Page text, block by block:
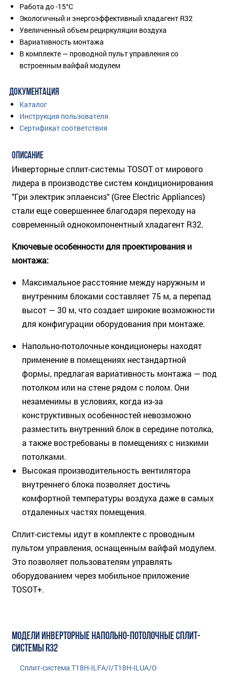
Работа до -15°C
Экологичный и энергоэффективный хладагент R32
Увеличенный объем рециркуляции воздуха
Вариативность монтажа
В комплекте — проводной пульт управления со
встроенным вайфай модулем
ДОКУМЕНТАЦИЯ
Каталог
Инструкция пользователя
Сертификат соответствия
ОПИСАНИЕ
Инверторные сплит-системы TOSOT от мирового
лидера в производстве систем кондиционирования
"Гри электрик эплаенсиз" (Gree Electric Appliances)
стали еще совершеннее благодаря переходу на
современный однокомпонентный хладагент R32.
Ключевые особенности для проектирования и
монтажа:
Максимальное расстояние между наружным и
внутренним блоками составляет 75 м, а перепад
высот — 30 м, что создает широкие возможности
для конфигурации оборудования при монтаже.
Напольно-потолочные кондиционеры находят
применение в помещениях нестандартной
формы, предлагая вариативность монтажа — под
потолком или на стене рядом с полом. Они
незаменимы в условиях, когда из-за
конструктивных особенностей невозможно
разместить внутренний блок в середине потолка,
а также востребованы в помещениях с низкими
потолками.
Высокая производительность вентилятора
внутреннего блока позволяет достичь
комфортной температуры воздуха даже в самых
отдаленных частях помещения.
Сплит-системы идут в комплекте с проводным
пультом управления, оснащенным вайфай модулем.
Это позволяет пользователям управлять
оборудованием через мобильное приложение
TOSOT+.
МОДЕЛИ ИНВЕРТОРНЫЕ НАПОЛЬНО-ПОТОЛОЧНЫЕ СПЛИТ-
СИСТЕМЫ R32
Сплит-система T18H-ILFA/I/T18H-ILUA/O